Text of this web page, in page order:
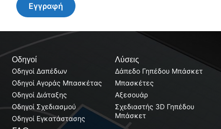
Εγγραφή
Λύσεις
Δάπεδο Γηπέδου Μπάσκετ
Μπασκέτες
Αξεσουάρ
Σχεδιαστής 3D Γηπέδου
Μπάσκετ
Οδηγοί
Οδηγοί Δαπέδων
Οδηγοί Αγοράς Μπασκέτας
Οδηγοί Διάταξης
Οδηγοί Σχεδιασμού
Οδηγοί Εγκατάστασης